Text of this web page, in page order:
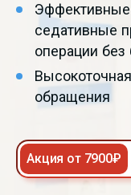
седативные
операции без
обращения
Акция от 7900₽